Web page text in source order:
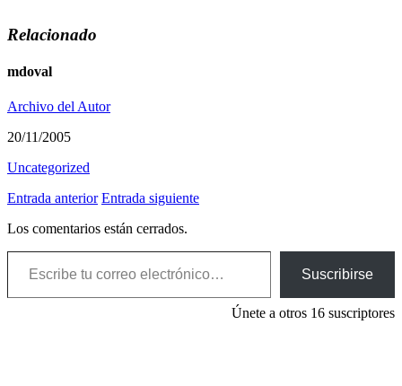
Relacionado
mdoval
Archivo del Autor
20/11/2005
Uncategorized
Entrada anterior Entrada siguiente
Los comentarios están cerrados.
Escribe tu correo electrónico…
Suscribirse
Únete a otros 16 suscriptores